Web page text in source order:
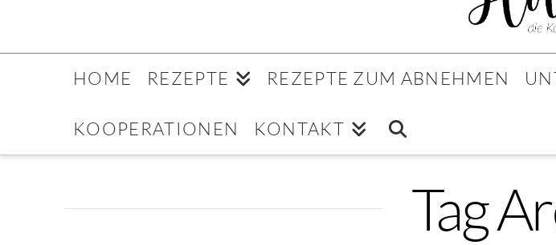
HOME REZEPTE REZEPTE ZUM ABNEHMEN
KOOPERATIONEN KONTAKT
Tag